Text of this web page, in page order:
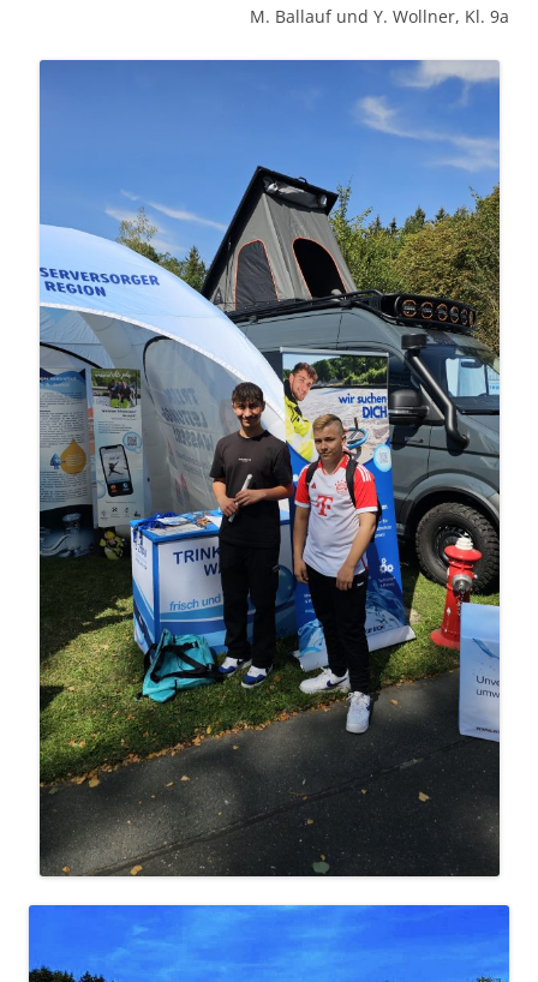
M. Ballauf und Y. Wollner, Kl. 9a